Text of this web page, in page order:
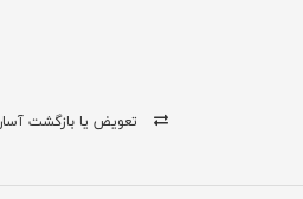
تعویض یا بازگشت